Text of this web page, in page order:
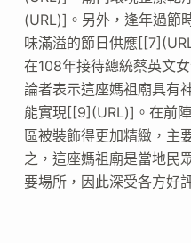
(URL)]。另外，逢年過節
味滿溢的節日供應
在108年接待總統蔡英文
論者表示這座媽祖廟具有
能實現[[9](URL)]。在前
區被裝飾得更加精緻，主
之，這座媽祖廟是當地民
要場所，因此深受各方好